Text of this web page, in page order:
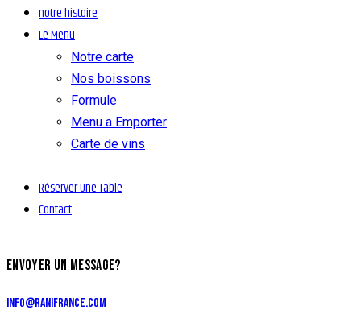
notre histoire
Le Menu
Notre carte
Nos boissons
Formule
Menu a Emporter
Carte de vins
Réserver Une Table
Contact
ENVOYER UN MESSAGE?
info@ranifrance.com